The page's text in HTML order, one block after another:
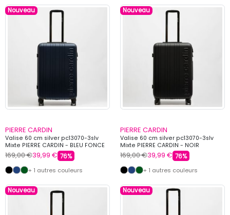
Nouveau
PIERRE CARDIN
Valise 60 cm silver pc13070-3slv
Mixte PIERRE CARDIN - BLEU FONCE
169,00 €39,99 € 76%
+ 1 autres couleurs
Nouveau
PIERRE CARDIN
Valise 60 cm silver pc13070-3slv
Mixte PIERRE CARDIN - NOIR
169,00 €39,99 € 76%
+ 1 autres couleurs
Nouveau Nouveau